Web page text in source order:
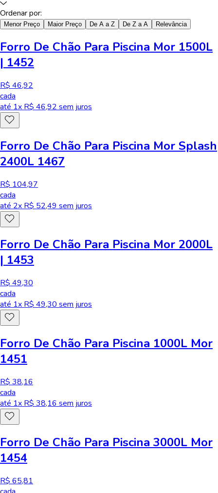
Ordenar por:
Menor Preço Maior Preço De A a Z De Z a A Relevância
Forro De Chão Para Piscina Mor 1500L
| 1452
R$ 46,92
cada
até 1x R$ 46,92 sem juros
Forro De Chão Para Piscina Mor Splash
2400L 1467
R$ 104,97
cada
até 2x R$ 52,49 sem juros
Forro De Chão Para Piscina Mor 2000L
| 1453
R$ 49,30
cada
até 1x R$ 49,30 sem juros
Forro De Chão Para Piscina 1000L Mor
1451
R$ 38,16
cada
até 1x R$ 38,16 sem juros
Forro De Chão Para Piscina 3000L Mor
1454
R$ 65,81